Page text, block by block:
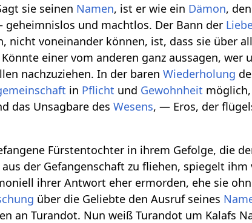
sie seinen Namen, ist er wie ein Dämon,
und machtlos. Der Bann der
nicht voneinander können, ist, dass sie über
einer vom anderen ganz aussagen, wer
nachzuziehen. In der barenWiederholung
in Pflicht und Gewohnheit
das Unsagbare desWesens, — Eros, der
Fürstentochter in ihrem Gefolge, die
der Gefangenschaft zu fliehen, spiegelt ihm
ihrer Antwort eher ermorden, ehe sie
über die Geliebte den Ausruf seines
an Turandot. Nun weiß Turandot um Kalafs